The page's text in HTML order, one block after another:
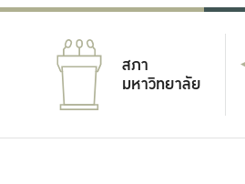
สภา
มหาวิทยาลัย